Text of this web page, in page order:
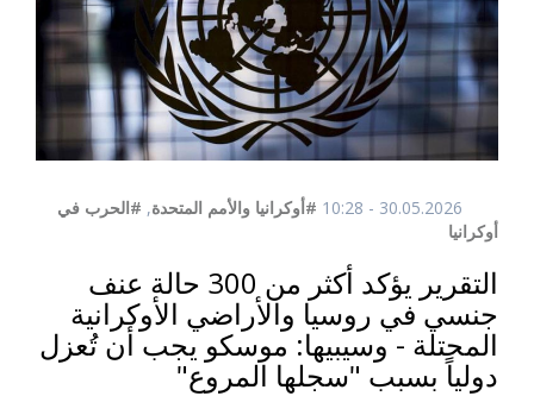
30.05.2026 - 10:28 #أوكرانيا والأمم المتحدة, #الحرب في
أوكرانيا
التقرير يؤكد أكثر من 300 حالة عنف
جنسي في روسيا والأراضي الأوكرانية
المحتلة - وسيبيها: موسكو يجب أن تُعزل
دولياً بسبب "سجلها المروع"